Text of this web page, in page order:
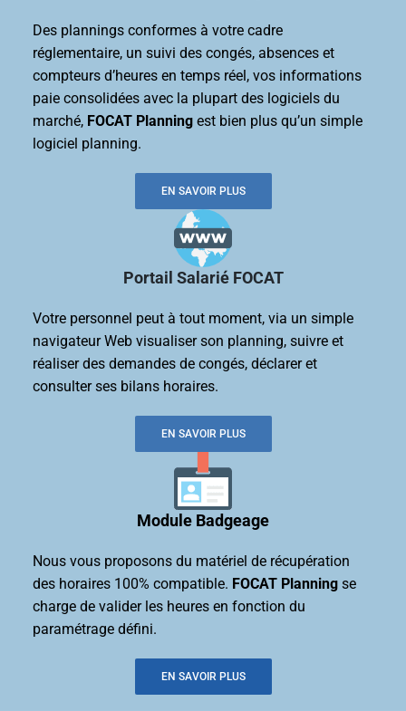
Des plannings conformes à votre cadre
réglementaire, un suivi des congés, absences et
compteurs d’heures en temps réel, vos informations
paie consolidées avec la plupart des logiciels du
marché, FOCAT Planningest bien plus qu’un simple
logiciel planning.
EN SAVOIR PLUS
Portail Salarié FOCAT
Votre personnel peut à tout moment, via un simple
navigateur Web visualiser son planning, suivre et
réaliser des demandes de congés, déclarer et
consulter ses bilans horaires.
EN SAVOIR PLUS
Module Badgeage
Nous vous proposons du matériel de récupération
des horaires 100% compatible. FOCAT Planningse
charge de valider les heures en fonction du
paramétrage défini.
EN SAVOIR PLUS